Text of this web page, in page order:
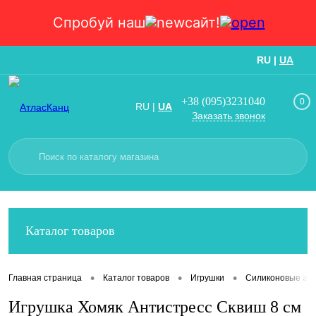
Спробуй наш сайт!
RU | UA
RU | UA +38 (095)3231040
Заказать звонок
0
Каталог товаров
Главная страница • Каталог товаров • Игрушки • Силиконовые
Игрушка Хомяк Антистресс Сквиш 8 см